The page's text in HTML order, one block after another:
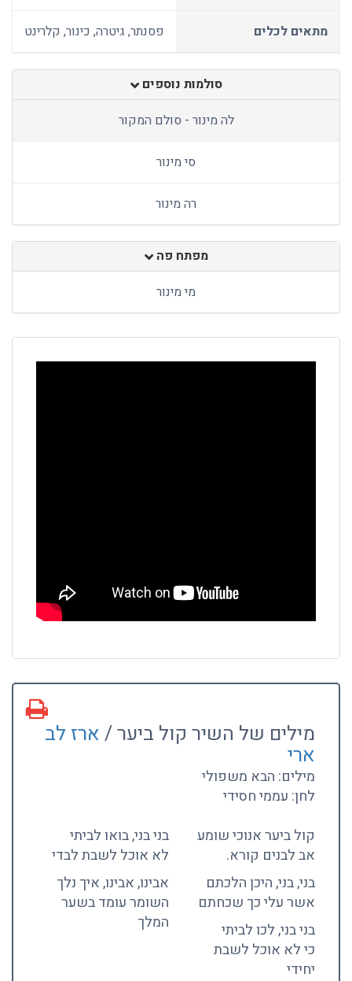
מתאים לכלים פסנתר, גיטרה, כינור, קלרינט
סולמות נוספים
לה מינור - סולם המקור
סי מינור
רה מינור
מפתח פה
מי מינור
מילים של השיר קול ביער /ארז לב
ארי
מילים: הבא משפולי
לחן: עממי חסידי
קול ביער אנוכי שומע
אב לבנים קורא.
בני, בני, היכן הלכתם
אשר עלי כך שכחתם
בני בני, לכו לביתי
כי לא אוכל לשבת
יחידי
בני בני, בואו לביתי
לא אוכל לשבת לבדי
אבינו, אבינו, איך נלך
השומר עומד בשער
המלך